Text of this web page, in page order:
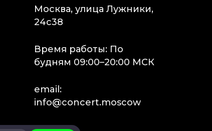
Москва, улица Лужники,
24с38
Время работы: По
будням 09:00–20:00 МСК
email:
info@concert.moscow